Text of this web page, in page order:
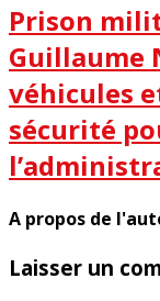
Prison
Guillaume
véhicules
sécurité
A propos de
Laisser un